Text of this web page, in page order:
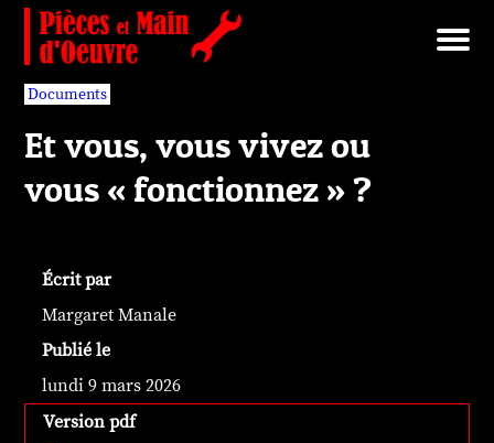
Brut/Archives
Faits divers
Nécrotechnologies
Documents
Librairie/Service Compris
Pièces détachées
Documents
Et vous, vous vivez ou
vous « fonctionnez » ?
Écrit par
Margaret Manale
Publié le
lundi 9 mars 2026
Version pdf